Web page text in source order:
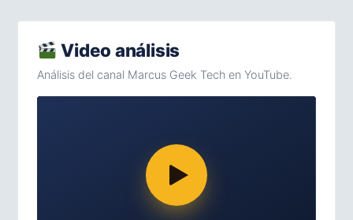
Video análisis
Análisis del canal Marcus Geek Tech en YouTube.